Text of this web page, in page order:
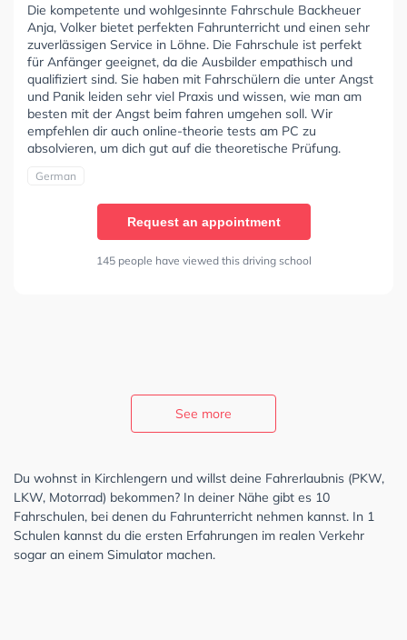
Die kompetente und wohlgesinnte Fahrschule Backheuer
Anja, Volker bietet perfekten Fahrunterricht und einen sehr
zuverlässigen Service in Löhne. Die Fahrschule ist perfekt
für Anfänger geeignet, da die Ausbilder empathisch und
qualifiziert sind. Sie haben mit Fahrschülern die unter Angst
und Panik leiden sehr viel Praxis und wissen, wie man am
besten mit der Angst beim fahren umgehen soll. Wir
empfehlen dir auch online-theorie tests am PC zu
absolvieren, um dich gut auf die theoretische Prüfung.
German
Request an appointment
145 people have viewed this driving school
See more
Du wohnst in Kirchlengern und willst deine Fahrerlaubnis (PKW,
LKW, Motorrad) bekommen? In deiner Nähe gibt es 10
Fahrschulen, bei denen du Fahrunterricht nehmen kannst. In 1
Schulen kannst du die ersten Erfahrungen im realen Verkehr
sogar an einem Simulator machen.